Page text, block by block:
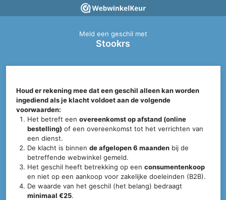
Meld een geschil met
Stookrs
Houd er rekening mee dat een geschil alleen kan worden
ingediend als je klacht voldoet aan de volgende
voorwaarden:
Het betreft eenovereenkomst op afstand (online
bestelling) of een overeenkomst tot het verrichten van
een dienst.
De klacht is binnende afgelopen 6 maanden bij de
betreffende webwinkel gemeld.
Het geschil heeft betrekking op eenconsumentenkoop
en niet op een aankoop voor zakelijke doeleinden (B2B).
De waarde van het geschil (het belang) bedraagt
minimaal €25.